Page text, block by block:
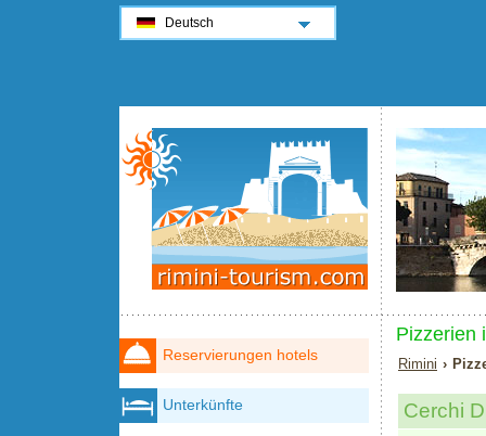
Pizzerien
Rimini ›
Cerchi
Reservierungen hotels
Unterkünfte
Deutsch